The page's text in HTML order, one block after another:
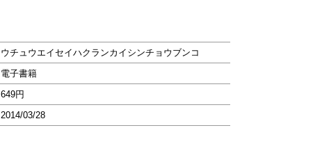
ウチュウエイセイハクランカイシンチョウブンコ
電子書籍
649円
2014/03/28